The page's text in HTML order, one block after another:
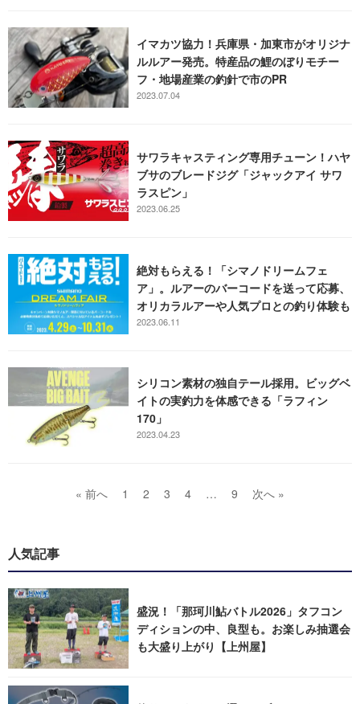
イマカツ協力！兵庫県・加東市がオリジナ
ルルアー発売。特産品の鯉のぼりモチー
フ・地場産業の釣針で市のPR
2023.07.04
サワラキャスティング専用チューン！ハヤ
ブサのブレードジグ「ジャックアイ サワ
ラスピン」
2023.06.25
絶対もらえる！「シマノドリームフェ
ア」。ルアーのバーコードを送って応募、
オリカラルアーや人気プロとの釣り体験も
2023.06.11
シリコン素材の独自テール採用。ビッグベ
イトの実釣力を体感できる「ラフィン
170」
2023.04.23
« 前へ 1 2 3 4 … 9 次へ »
人気記事
盛況！「那珂川鮎バトル2026」タフコン
ディションの中、良型も。お楽しみ抽選会
も大盛り上がり【上州屋】